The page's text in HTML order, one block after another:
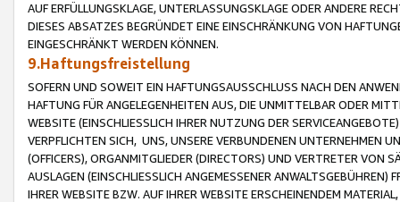
AUF ERFÜLLUNGSKLAGE, UNTERLASSUNGSKLAGE ODER ANDERE
DIESES ABSATZES BEGRÜNDET EINE EINSCHRÄNKUNG VON
EINGESCHRÄNKT WERDEN KÖNNEN.
9.Haftungsfreistellung
SOFERN UND SOWEIT EIN HAFTUNGSAUSSCHLUSS NACH DEN
HAFTUNG FÜR ANGELEGENHEITEN AUS, DIE UNMITTELBAR ODER
WEBSITE (EINSCHLIESSLICH IHRER NUTZUNG DER
VERPFLICHTEN SICH, UNS, UNSERE VERBUNDENEN UNTERNEHMEN
(OFFICERS), ORGANMITGLIEDER (DIRECTORS) UND VERTRETER VON
AUSLAGEN (EINSCHLIESSLICH ANGEMESSENER
IHRER WEBSITE BZW. AUF IHRER WEBSITE ERSCHEINENDEM